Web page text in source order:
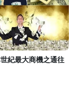
紀最大商機之通往